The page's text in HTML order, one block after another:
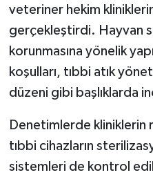
veteriner hekim
gerçekleştirdi. Hayvan
korunmasına yönelik
koşulları, tıbbi atık
düzeni gibi başlıklarda
Denetimlerde kliniklerin
tıbbi cihazların
sistemleri de kontrol
Malazgirt
Varto